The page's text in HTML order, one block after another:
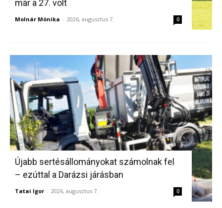
már a 27. volt
Molnár Mónika - 2026, augusztus 7. 0
Újabb sertésállományokat számolnak fel
– ezúttal a Darázsi járásban
Tatai Igor - 2026, augusztus 7. 0